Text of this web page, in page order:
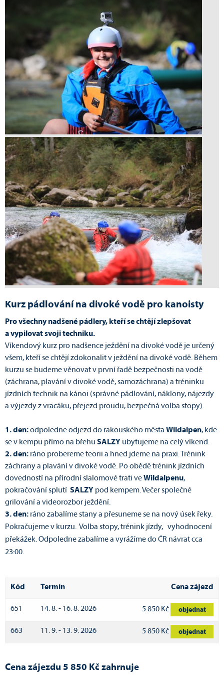
Kurz pádlování na divoké vodě pro kanoisty
Pro všechny nadšené pádlery, kteří se chtějí zlepšovat
a vypilovat svoji techniku.
Víkendový kurz pro nadšence ježdění na divoké vodě je určený
všem, kteří se chtějí zdokonalit v ježdění na divoké vodě. Během
kurzu se budeme věnovat v první řadě bezpečnosti na vodě
(záchrana, plavání v divoké vodě, samozáchrana) a tréninku
jízdních technik na kánoi (správné pádlování, náklony, nájezdy
a výjezdy z vracáku, přejezd proudu, bezpečná volba stopy).
1. den:odpoledne odjezd do rakouského města Wildalpen, kde
se v kempu přímo na břehu SALZY ubytujeme na celý víkend.
2. den: ráno probereme teorii a hned jdeme na praxi. Trénink
záchrany a plavání v divoké vodě. Po obědě trénink jízdních
dovedností na přírodní slalomové trati veWildalpenu,
pokračování splutí SALZY pod kempem. Večer společné
grilování a videorozbor ježdění.
3. den: ráno zabalíme stany a přesuneme se na nový úsek řeky.
Pokračujeme v kurzu. Volba stopy, trénink jízdy, vyhodnocení
překážek. Odpoledne zabalíme a vyrážíme do ČR návrat cca
23:00.
Kód Termín Cena zájezd
651 14. 8. - 16. 8. 2026 5 850 Kč objednat
663 11. 9. - 13. 9. 2026 5 850 Kč objednat
Cena zájezdu 5 850 Kč zahrnuje